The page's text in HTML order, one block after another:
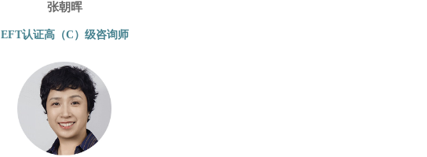
张朝晖
EFT认证高（C）级咨询师